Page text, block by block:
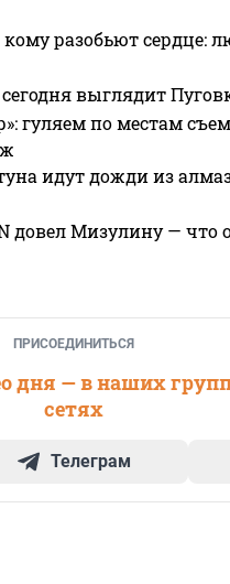
разобьют сердце:
выглядит
гуляем по местам
идут дожди из
довел Мизулину — что
ПРИСОЕДИНИТЬСЯ
дня — в наших
сетях
Телеграм